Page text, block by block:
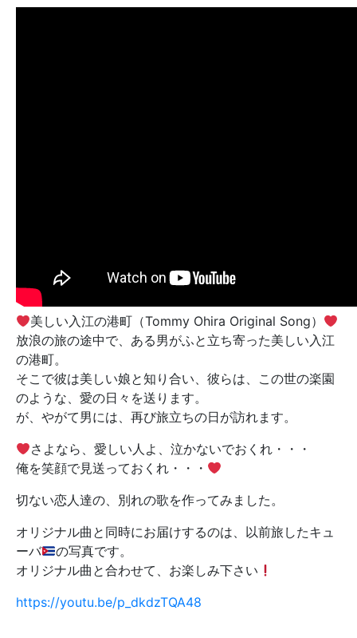
美しい入江の港町（Tommy Ohira Original Song）
放浪の旅の途中で、ある男がふと立ち寄った美しい入江
の港町。
そこで彼は美しい娘と知り合い、彼らは、この世の楽園
のような、愛の日々を送ります。
が、やがて男には、再び旅立ちの日が訪れます。
さよなら、愛しい人よ、泣かないでおくれ・・・
俺を笑顔で見送っておくれ・・・
切ない恋人達の、別れの歌を作ってみました。
オリジナル曲と同時にお届けするのは、以前旅したキュ
ーバ
の写真です。
オリジナル曲と合わせて、お楽しみ下さい
https://youtu.be/p_dkdzTQA48